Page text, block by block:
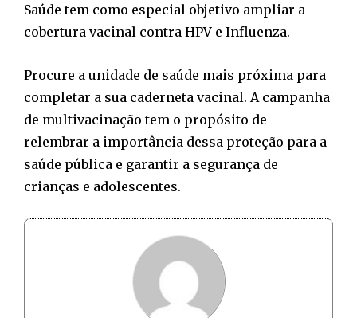
Saúde tem como especial objetivo ampliar a
cobertura vacinal contra HPV e Influenza.
Procure a unidade de saúde mais próxima para
completar a sua caderneta vacinal. A campanha
de multivacinação tem o propósito de
relembrar a importância dessa proteção para a
saúde pública e garantir a segurança de
crianças e adolescentes.